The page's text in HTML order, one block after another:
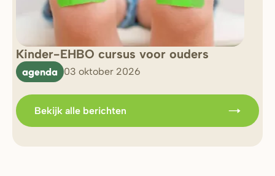
Kinder-EHBO cursus voor ouders
agenda 03 oktober 2026
Bekijk alle berichten